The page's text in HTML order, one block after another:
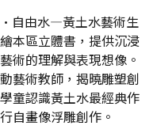
自由水—黃土水藝術生
本區立體書，提供沉浸
術的理解與表現想像。
藝術教師，揭曉雕塑創
童認識黃土水最經典作
自畫像浮雕創作。